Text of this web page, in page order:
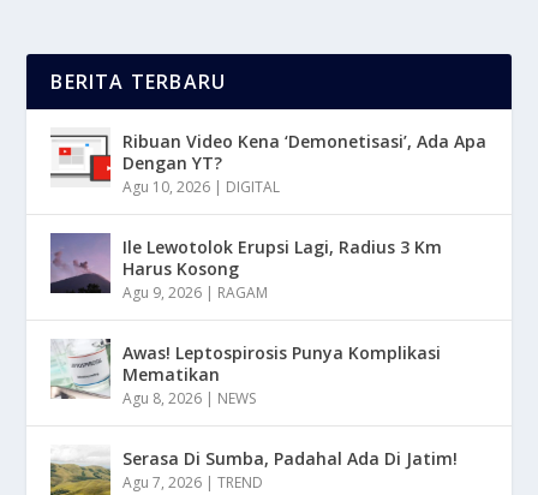
BERITA TERBARU
Ribuan Video Kena ‘Demonetisasi’, Ada Apa
Dengan YT?
Agu 10, 2026 | DIGITAL
Ile Lewotolok Erupsi Lagi, Radius 3 Km
Harus Kosong
Agu 9, 2026 | RAGAM
Awas! Leptospirosis Punya Komplikasi
Mematikan
Agu 8, 2026 | NEWS
Serasa Di Sumba, Padahal Ada Di Jatim!
Agu 7, 2026 |TREND